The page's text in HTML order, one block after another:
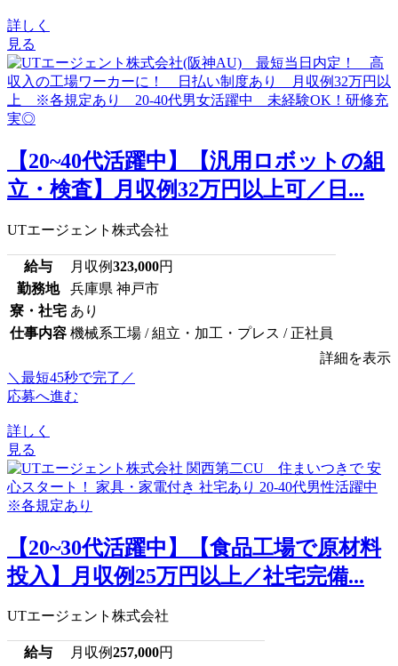
詳しく
見る
【20~40代活躍中】【汎用ロボットの組
立・検査】月収例32万円以上可／日...
UTエージェント株式会社
給与 月収例323,000円
勤務地
兵庫県 神戸市
寮・社宅 あり
仕事内容 機械系工場 / 組立・加工・プレス / 正社員
詳細を表示
＼最短45秒で完了／
応募へ進む
詳しく
見る
【20~30代活躍中】【食品工場で原材料
投入】月収例25万円以上／社宅完備...
UTエージェント株式会社
給与 月収例257,000円